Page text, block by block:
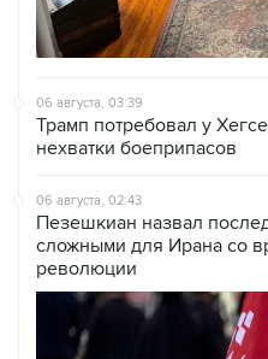
06 августа, 03:39
Трамп потребовал у
нехватки боеприпасов
06 августа, 02:43
Пезешкиан назвал
сложными для Ирана со
революции